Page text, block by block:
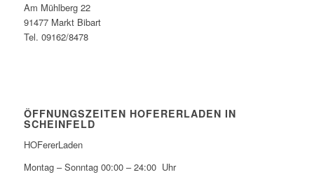
Am Mühlberg 22
91477 Markt Bibart
Tel. 09162/8478
ÖFFNUNGSZEITEN HOFERERLADEN IN
SCHEINFELD
HOFererLaden
Montag – Sonntag 00:00 – 24:00 Uhr